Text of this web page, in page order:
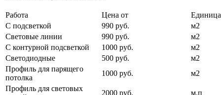
Работа Цена от
С подсветкой
990 руб.
м2
Световые линии
990 руб.
м2
С контурной подсветкой
1000 руб.
м2
Светодиодные
500 руб.
м2
Профиль для парящего
потолка
1000 руб.
м2
Профиль для световых
2000 руб. м.п